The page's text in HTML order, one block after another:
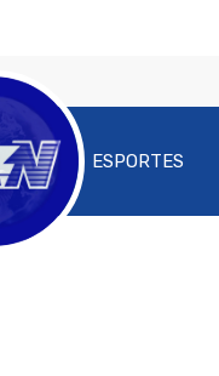
ESPORTES